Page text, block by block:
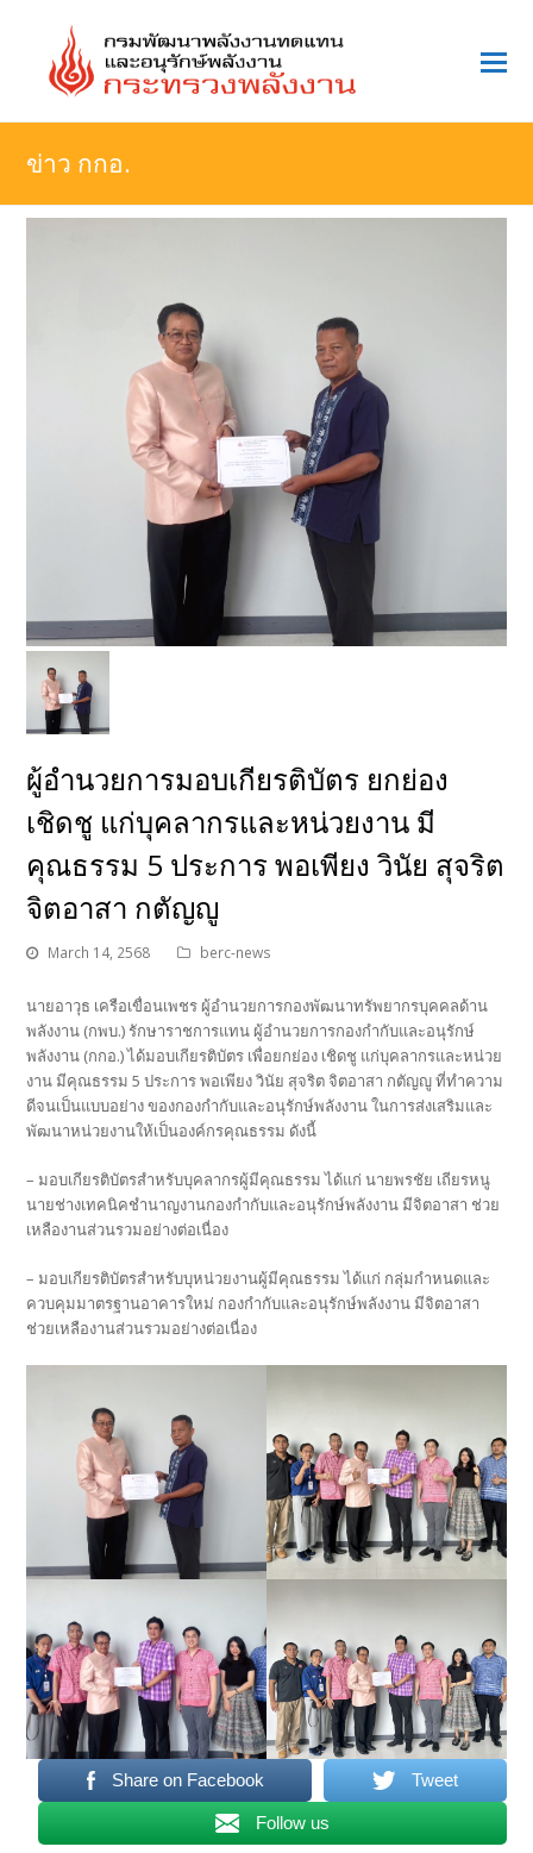
ข่าว กกอ.
ผู้อำนวยการมอบเกียรติบัตร ยกย่อง
เชิดชู แก่บุคลากรและหน่วยงาน มี
คุณธรรม 5 ประการ พอเพียง วินัย สุจริต
จิตอาสา กตัญญู
March 14, 2568 berc-news
นายอาวุธ เครือเขื่อนเพชร ผู้อำนวยการกองพัฒนาทรัพยากรบุคคลด้าน
พลังงาน (กพบ.) รักษาราชการแทน ผู้อำนวยการกองกำกับและอนุรักษ์
พลังงาน (กกอ.) ได้มอบเกียรติบัตร เพื่อยกย่อง เชิดชู แก่บุคลากรและหน่วย
งาน มีคุณธรรม 5 ประการ พอเพียง วินัย สุจริต จิตอาสา กตัญญู ที่ทำความ
ดีจนเป็นแบบอย่าง ของกองกำกับและอนุรักษ์พลังงาน ในการส่งเสริมและ
พัฒนาหน่วยงานให้เป็นองค์กรคุณธรรม ดังนี้
– มอบเกียรติบัตรสำหรับบุคลากรผู้มีคุณธรรม ได้แก่ นายพรชัย เถียรหนู
นายช่างเทคนิคชำนาญงานกองกำกับและอนุรักษ์พลังงาน มีจิตอาสา ช่วย
เหลืองานส่วนรวมอย่างต่อเนื่อง
– มอบเกียรติบัตรสำหรับบุหน่วยงานผู้มีคุณธรรม ได้แก่ กลุ่มกำหนดและ
ควบคุมมาตรฐานอาคารใหม่ กองกำกับและอนุรักษ์พลังงาน มีจิตอาสา
ช่วยเหลืองานส่วนรวมอย่างต่อเนื่อง
Share on Facebook Tweet
Follow us